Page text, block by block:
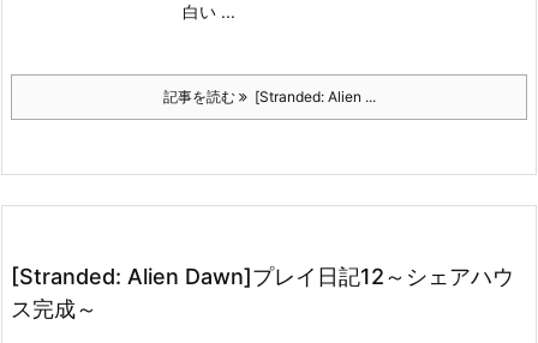
白い ...
記事を読む [Stranded: Alien ...
[Stranded: Alien Dawn]プレイ日記12～シェアハウ
ス完成～